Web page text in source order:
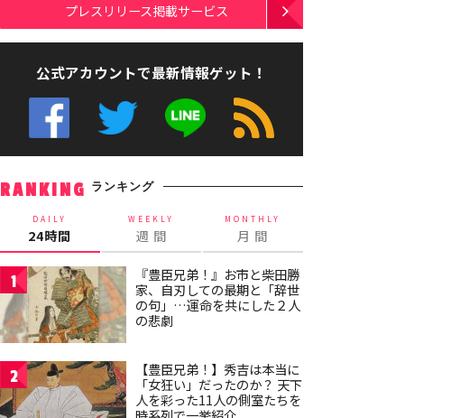
プレスリリース掲載サービス
公式アカウントで最新情報ゲット！
RANKING ランキング
DAILY
24時間
WEEKLY
週 間
MONTHLY
月 間
1
『豊臣兄弟！』お市と柴田勝
家、自刃しての最期と「辞世
の句」…運命を共にした２人
の悲劇
2
【豊臣兄弟！】秀吉は本当に
「女狂い」だったのか？ 天下
人を彩った11人の側室たちを